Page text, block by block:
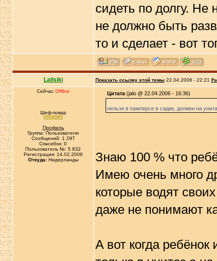
сидеть по долгу. Не
не должно быть
то и сделает - вот
Lalisiki Показать ссылку этой темы 22.04.2006 - 22:21
Сейчас Offline
Шеф-повар
Профиль
Группа: Пользователи
Сообщений: 1 297
Спасибок: 0
Пользователь №: 5 832
Регистрация: 14.02.2006
Откуда:Нидерланды
Цитата(jalo @ 22.04.2006 - 16:36)
нельзя в памперсе в садик, должен на
Знаю 100 % что
Имею очень много
которые водят
даже не понимают
А вот когда